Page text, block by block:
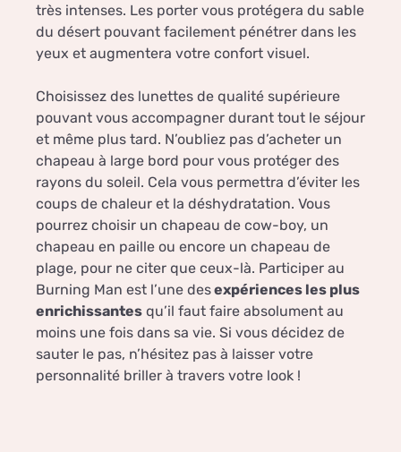
très intenses. Les porter vous protégera du sable
du désert pouvant facilement pénétrer dans les
yeux et augmentera votre confort visuel.
Choisissez des lunettes de qualité supérieure
pouvant vous accompagner durant tout le séjour
et même plus tard. N’oubliez pas d’acheter un
chapeau à large bord pour vous protéger des
rayons du soleil. Cela vous permettra d’éviter les
coups de chaleur et la déshydratation. Vous
pourrez choisir un chapeau de cow-boy, un
chapeau en paille ou encore un chapeau de
plage, pour ne citer que ceux-là. Participer au
Burning Man est l’une desexpériences les plus
enrichissantes qu’il faut faire absolument au
moins une fois dans sa vie. Si vous décidez de
sauter le pas, n’hésitez pas à laisser votre
personnalité briller à travers votre look !